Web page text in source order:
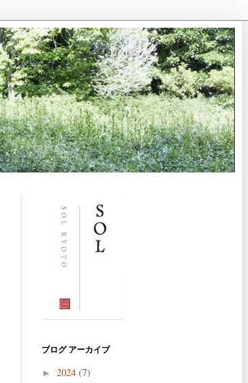
ブログ アーカイブ
► 2024 (7)